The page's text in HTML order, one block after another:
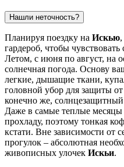
Нашли неточность?
Планируя поездку на Искью
гардероб, чтобы
Летом, с июня по август, на
солнечная погода. Основу
легкие, дышащие ткани,
головной убор для защиты
конечно же,
Даже в самые теплые месяцы
прохладу, поэтому тонкая
кстати. Вне зависимости от
прогулок – абсолютная
живописных улочек Искьи.